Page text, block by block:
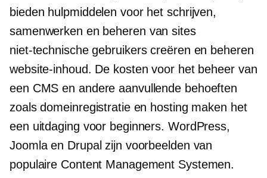
bieden hulpmiddelen voor het schrijven,
samenwerken en beheren van sites
niet-technischegebruikers creëren en beheren
website-inhoud. De kosten voor het beheer van
een CMS en andere aanvullende behoeften
zoals domeinregistratie en hosting maken het
een uitdaging voor beginners. WordPress,
Joomla en Drupal zijn voorbeelden van
populaire Content Management Systemen.